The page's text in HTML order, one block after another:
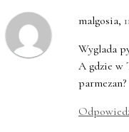
malgosia,
Wyglada
A gdzie w
parmezan?